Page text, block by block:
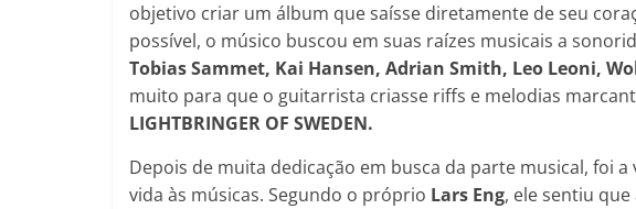
objetivo criar um álbum que saísse diretamente de seu
possível, o músico buscou em suas raízes musicais a
Tobias Sammet, Kai Hansen, Adrian Smith, Leo Leoni,
muito para que o guitarrista criasse riffs e melodias
LIGHTBRINGER OF SWEDEN.
Depois de muita dedicação em busca da parte musical, foi
vida às músicas. Segundo o próprio Lars Eng, ele sentiu